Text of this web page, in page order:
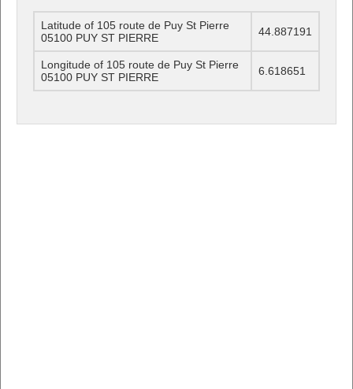
Latitude of 105 route de Puy St Pierre
05100 PUY ST PIERRE
44.887191
Longitude of 105 route de Puy St Pierre
05100 PUY ST PIERRE
6.618651